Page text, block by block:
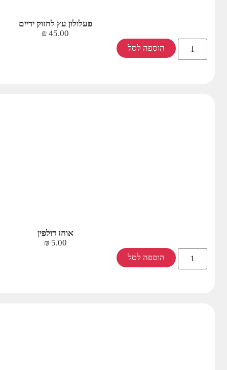
פעלולון עץ לחזוק ידיים
45.00
₪
הוספה לסל
אוחז דולפין
5.00
₪
הוספה לסל